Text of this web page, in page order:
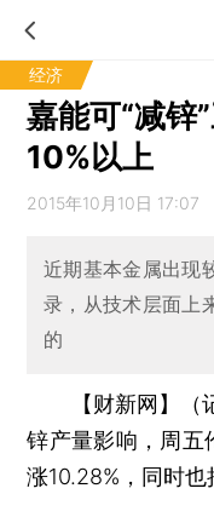
经济
嘉能可“减锌
10%以上
2015年10月10日 17:07
近期基本金属出现
录，从技术层面上
的
【财新网】（
锌产量影响，周五
涨10.28%，同时也